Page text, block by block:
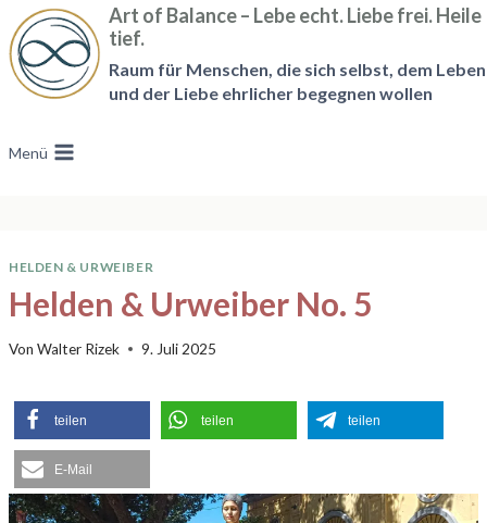
Zum
Inhalt
springen
Art of Balance – Lebe echt. Liebe frei. Heile
tief.
Raum für Menschen, die sich selbst, dem Leben
und der Liebe ehrlicher begegnen wollen
Menü
HELDEN & URWEIBER
Helden & Urweiber No. 5
Von Walter Rizek 9. Juli 2025
teilen teilen teilen
E-Mail